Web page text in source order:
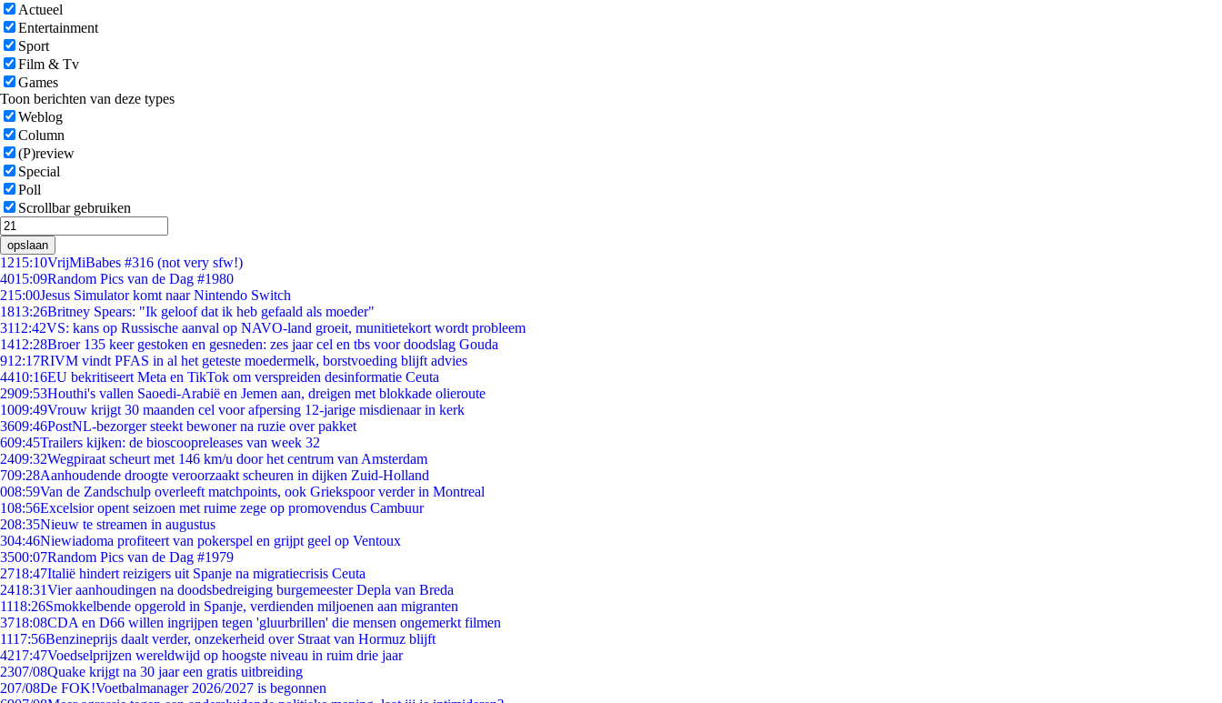
Actueel
Entertainment
Sport
Film & Tv
Games
Toon berichten van deze types
Weblog
Column
(P)review
Special
Poll
Scrollbar gebruiken
opslaan
1215:10VrijMiBabes #316 (not very sfw!)
4015:09Random Pics van de Dag #1980
215:00Jesus Simulator komt naar Nintendo Switch
1813:26Britney Spears: "Ik geloof dat ik heb gefaald als moeder"
3112:42VS: kans op Russische aanval op NAVO-land groeit, munitietekort wordt probleem
1412:28Broer 135 keer gestoken en gesneden: zes jaar cel en tbs voor doodslag Gouda
912:17RIVM vindt PFAS in al het geteste moedermelk, borstvoeding blijft advies
4410:16EU bekritiseert Meta en TikTok om verspreiden desinformatie Ceuta
2909:53Houthi's vallen Saoedi-Arabië en Jemen aan, dreigen met blokkade olieroute
1009:49Vrouw krijgt 30 maanden cel voor afpersing 12-jarige misdienaar in kerk
3609:46PostNL-bezorger steekt bewoner na ruzie over pakket
609:45Trailers kijken: de bioscoopreleases van week 32
2409:32Wegpiraat scheurt met 146 km/u door het centrum van Amsterdam
709:28Aanhoudende droogte veroorzaakt scheuren in dijken Zuid-Holland
008:59Van de Zandschulp overleeft matchpoints, ook Griekspoor verder in Montreal
108:56Excelsior opent seizoen met ruime zege op promovendus Cambuur
208:35Nieuw te streamen in augustus
304:46Niewiadoma profiteert van pokerspel en grijpt geel op Ventoux
3500:07Random Pics van de Dag #1979
2718:47Italië hindert reizigers uit Spanje na migratiecrisis Ceuta
2418:31Vier aanhoudingen na doodsbedreiging burgemeester Depla van Breda
1118:26Smokkelbende opgerold in Spanje, verdienden miljoenen aan migranten
3718:08CDA en D66 willen ingrijpen tegen 'gluurbrillen' die mensen ongemerkt filmen
1117:56Benzineprijs daalt verder, onzekerheid over Straat van Hormuz blijft
4217:47Voedselprijzen wereldwijd op hoogste niveau in ruim drie jaar
2307/08Quake krijgt na 30 jaar een gratis uitbreiding
207/08De FOK!Voetbalmanager 2026/2027 is begonnen